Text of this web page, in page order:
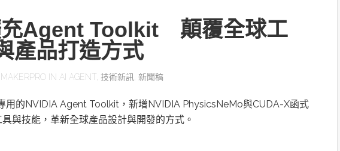
充Agent Toolkit 顛覆全球工
產品打造方式
MAKERPRO IN AI AGENT 技術新訊 新聞稿
用的NVIDIA Agent Toolkit，新增NVIDIA PhysicsNeMo與CUDA-X函式
與技能，革新全球產品設計與開發的方式。